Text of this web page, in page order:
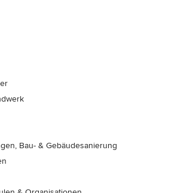
Bau- & Gebäudesanierung